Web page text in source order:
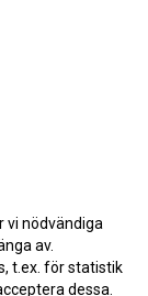
vi nödvändiga
av.
t.ex. för statistik
dessa.